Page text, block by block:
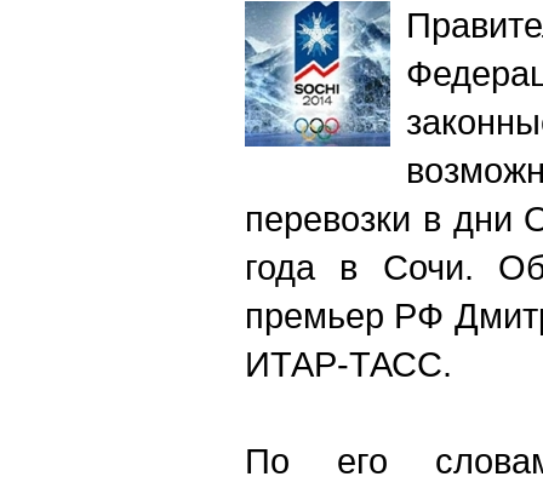
перевозки в дни
года в Сочи.
премьер РФ
ИТАР-ТАСС.
По его